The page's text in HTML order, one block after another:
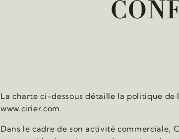
La charte ci-dessous détaille la politique de
www.cirier.com.
Dans le cadre de son activité commerciale,